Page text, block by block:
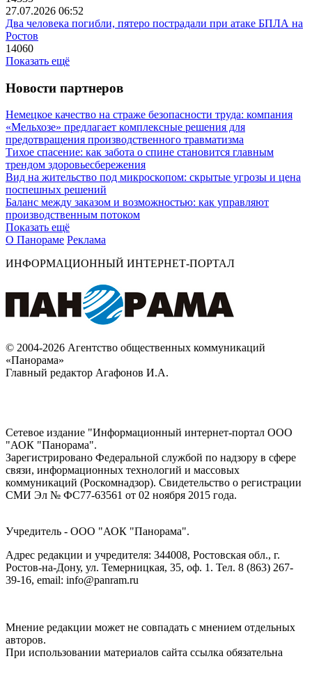
27.07.2026 06:52
Два человека погибли, пятеро пострадали при атаке БПЛА на
Ростов
14060
Показать ещё
Новости партнеров
Немецкое качество на страже безопасности труда: компания
«Мельхозе» предлагает комплексные решения для
предотвращения производственного травматизма
Тихое спасение: как забота о спине становится главным
трендом здоровьесбережения
Вид на жительство под микроскопом: скрытые угрозы и цена
поспешных решений
Баланс между заказом и возможностью: как управляют
производственным потоком
Показать ещё
О Панораме Реклама
ИНФОРМАЦИОННЫЙ ИНТЕРНЕТ-ПОРТАЛ
© 2004-2026 Агентство общественных коммуникаций
«Панорама»
Главный редактор Агафонов И.А.
Сетевое издание "Информационный интернет-портал ООО
"АОК "Панорама".
Зарегистрировано Федеральной службой по надзору в сфере
связи, информационных технологий и массовых
коммуникаций (Роскомнадзор). Cвидетельство о регистрации
СМИ Эл № ФС77-63561 от 02 ноября 2015 года.
Учредитель - ООО "АОК "Панорама".
Адрес редакции и учредителя: 344008, Ростовская обл., г.
Ростов-на-Дону, ул. Темерницкая, 35, оф. 1. Тел. 8 (863) 267-
39-16, email: info@panram.ru
Мнение редакции может не совпадать с мнением отдельных
авторов.
При использовании материалов сайта ссылка обязательна